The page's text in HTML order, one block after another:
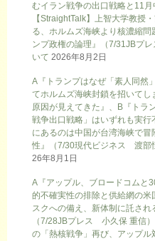
むイラン戦争の出口戦略と11
【StraightTalk】上智大学教授
る、ホルムズ海峡より核濃縮問
ンプ政権の論理』（7/31JBプ
いて 2026年8月2日
A『トランプはなぜ「素人同然
てホルムズ海峡封鎖を招いて
原因が見えてきた』、B『トラ
戦争出口戦略」はいずれも実
にあるのは中国が台湾海峡で冒
性』（7/30現代ビジネス 渡部
26年8月1日
A『アップル、ブロードコム
的不確実性の排除と供給網の米
スクへの備え、新体制に託され
（7/28JBプレス 小久保 重信
の「熱核戦争」再び、アップル